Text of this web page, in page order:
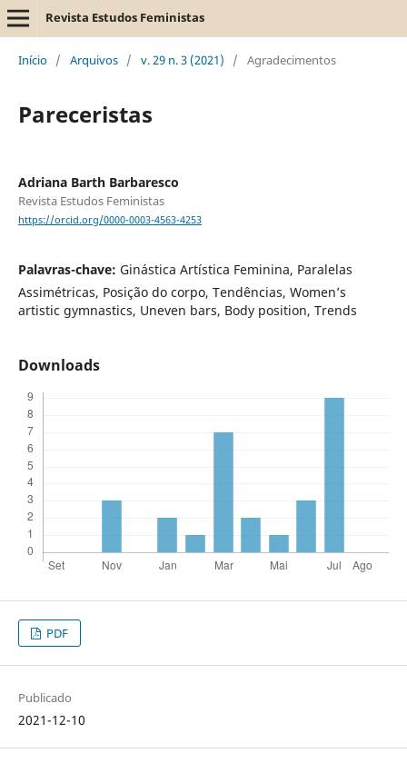
Revista Estudos Feministas
Início / Arquivos / v. 29 n. 3 (2021) / Agradecimentos
Pareceristas
Adriana Barth Barbaresco
Revista Estudos Feministas
https://orcid.org/0000-0003-4563-4253
Palavras-chave: Ginástica Artística Feminina, Paralelas
Assimétricas, Posição do corpo, Tendências, Women’s
artistic gymnastics, Uneven bars, Body position, Trends
Downloads
PDF
Publicado
2021-12-10